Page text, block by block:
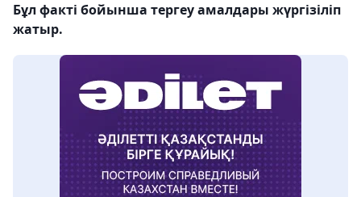
Бұл факті бойынша тергеу амалдары жүргізіліп
жатыр.